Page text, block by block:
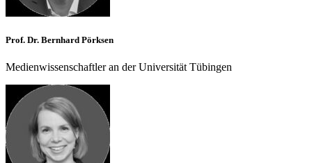
Prof. Dr. Bernhard Pörksen
Medienwissenschaftler an der Universität Tübingen